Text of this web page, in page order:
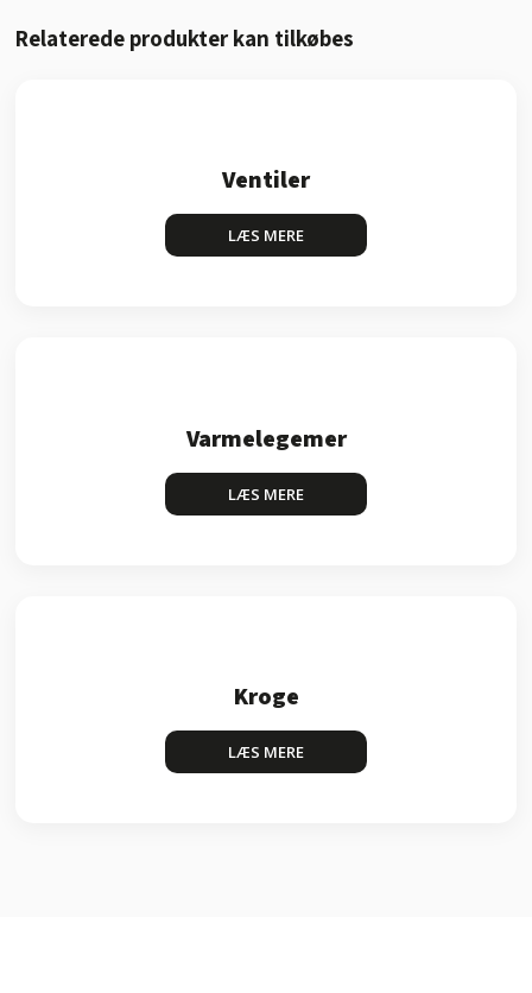
Relaterede produkter kan tilkøbes​
Ventiler
LÆS MERE​
Varmelegemer
LÆS MERE​
Kroge
LÆS MERE​